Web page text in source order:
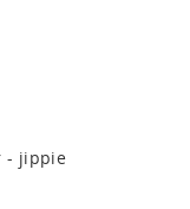
- jippie